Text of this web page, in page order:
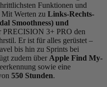
Funktionen und
Werten zu Links-Rechts-
Smoothness) und
PRECISION 3+ PRO den
Er ist für alles gerüstet –
bis hin zu Sprints bei
zudem über Apple Find My-
sowie eine
550 Stunden.